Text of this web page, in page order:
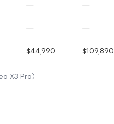
— —
— —
$44,990 $109,890
X3 Pro）